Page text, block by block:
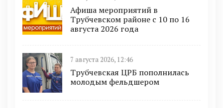
Афиша мероприятий в
Трубчевском районе с 10 по 16
августа 2026 года
7 августа 2026, 12:46
Трубчевская ЦРБ пополнилась
молодым фельдшером